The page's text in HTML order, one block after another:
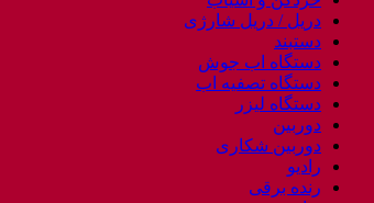
دریل / دریل شارژی
دستبند
دستگاه اب جوش
دستگاه تصفیه اب
دستگاه لیزر
دوربین
دوربین شکاری
رادیو
رنده برقی